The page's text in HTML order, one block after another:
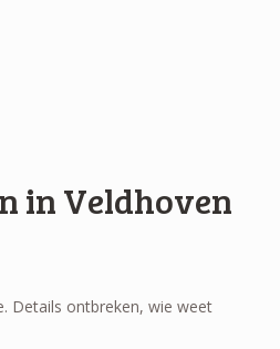
in Veldhoven
Details ontbreken, wie weet